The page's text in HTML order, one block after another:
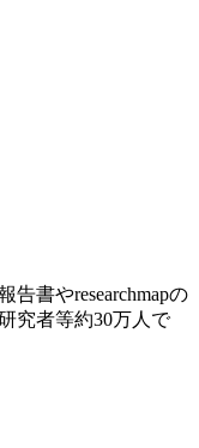
書やresearchmapの
究者等約30万人で